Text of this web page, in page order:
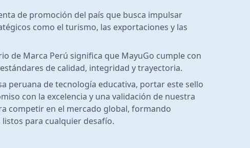
de promoción del país que busca impulsar
como el turismo, las exportaciones y las
de Marca Perú significa que MayuGo cumple con
de calidad, integridad y trayectoria.
peruana de tecnología educativa, portar este sello
con la excelencia y una validación de nuestra
competir en el mercado global, formando
para cualquier desafío.